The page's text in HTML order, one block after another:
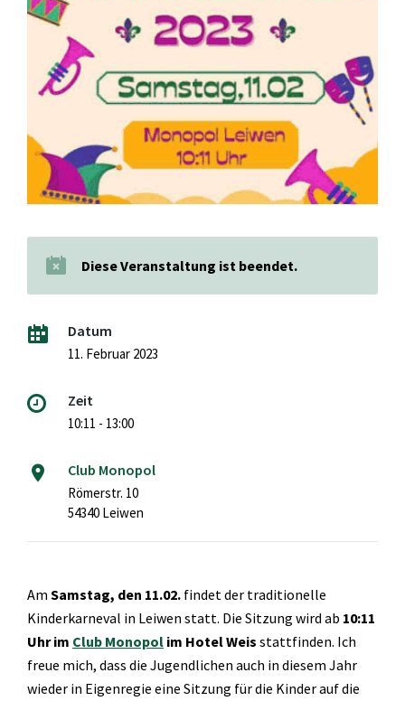
Diese Veranstaltung ist beendet.
Datum
11. Februar 2023
Zeit
10:11 - 13:00
Club Monopol
Römerstr. 10
54340 Leiwen
Am Samstag, den 11.02. findet der traditionelle
Kinderkarneval in Leiwen statt. Die Sitzung wird ab 10:11
Uhr im Club Monopol im Hotel Weis stattfinden. Ich
freue mich, dass die Jugendlichen auch in diesem Jahr
wieder in Eigenregie eine Sitzung für die Kinder auf die